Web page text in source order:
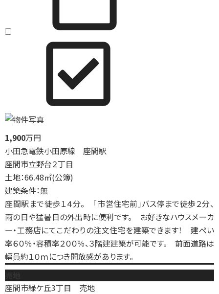
1,900万円
小田急電鉄小田原線 座間駅
座間市立野台２丁目
土地：66.48㎡(公簿)
建築条件：無
座間駅まで徒歩１４分。 「市営住宅前」バス停まで徒歩２分、
雨の日や猛暑日の外出時に便利です。 お好きなハウスメーカ
ー・工務店にてこだわりの注文住宅を建築できます！ 建ぺい
率６０％・容積率２００％、３階建建築が可能です。 前面道路は
幅員約１０ｍにつき開放感があります。
座間市緑ケ丘3丁目 売地